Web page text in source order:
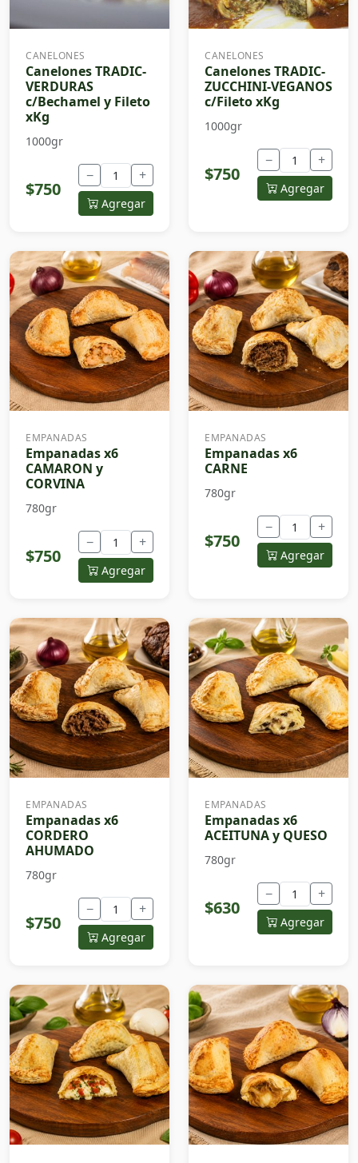
CANELONES
Canelones TRADIC-
VERDURAS
c/Bechamel y Fileto
xKg
1000gr
$750
− +
Agregar
CANELONES
Canelones TRADIC-
ZUCCHINI-VEGANOS
c/Fileto xKg
1000gr
$750
− +
Agregar
EMPANADAS
Empanadas x6
CAMARON y
CORVINA
780gr
$750
− +
Agregar
EMPANADAS
Empanadas x6
CARNE
780gr
$750
− +
Agregar
EMPANADAS
Empanadas x6
CORDERO
AHUMADO
780gr
$750
− +
Agregar
EMPANADAS
Empanadas x6
ACEITUNA y QUESO
780gr
$630
− +
Agregar